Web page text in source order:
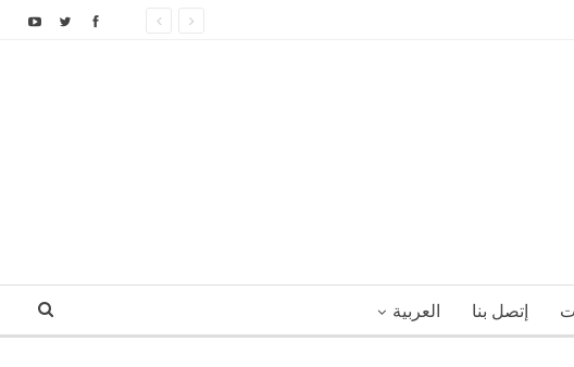
إتصل بنا العربية